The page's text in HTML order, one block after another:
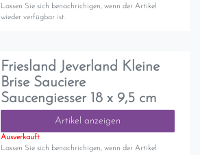
Lassen Sie sich benachrichigen, wenn der Artikel
wieder verfügbar ist.
Friesland Jeverland Kleine
Brise Sauciere
Saucengiesser 18 x 9,5 cm
Artikel anzeigen
Ausverkauft
Lassen Sie sich benachrichigen, wenn der Artikel